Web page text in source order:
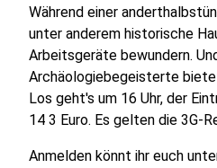
Während einer
unter anderem historische
Arbeitsgeräte bewundern.
Archäologiebegeisterte
Los geht's um 16 Uhr, der
14 3 Euro. Es gelten die 3G-
Anmelden könnt ihr euch